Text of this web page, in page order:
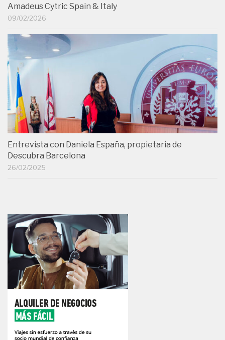
Amadeus Cytric Spain & Italy
09/02/2026
Entrevista con Daniela España, propietaria de
Descubra Barcelona
26/02/2025